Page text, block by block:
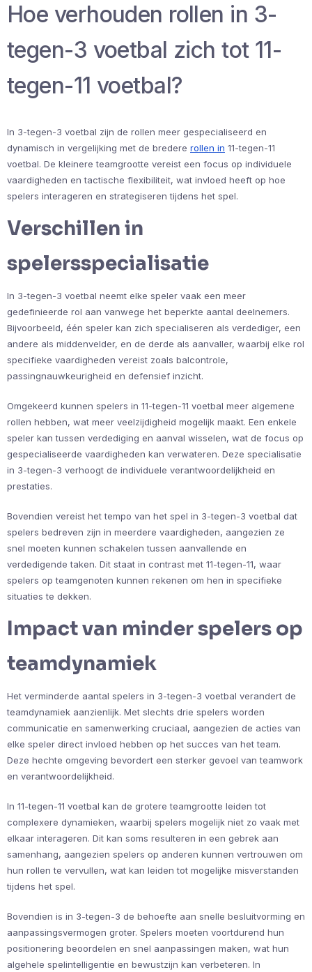
Hoe verhouden rollen in 3-
tegen-3 voetbal zich tot 11-
tegen-11 voetbal?
In 3-tegen-3 voetbal zijn de rollen meer gespecialiseerd en
dynamisch in vergelijking met de bredere rollen in 11-tegen-11
voetbal. De kleinere teamgrootte vereist een focus op individuele
vaardigheden en tactische flexibiliteit, wat invloed heeft op hoe
spelers interageren en strategiseren tijdens het spel.
Verschillen in
spelersspecialisatie
In 3-tegen-3 voetbal neemt elke speler vaak een meer
gedefinieerde rol aan vanwege het beperkte aantal deelnemers.
Bijvoorbeeld, één speler kan zich specialiseren als verdediger, een
andere als middenvelder, en de derde als aanvaller, waarbij elke rol
specifieke vaardigheden vereist zoals balcontrole,
passingnauwkeurigheid en defensief inzicht.
Omgekeerd kunnen spelers in 11-tegen-11 voetbal meer algemene
rollen hebben, wat meer veelzijdigheid mogelijk maakt. Een enkele
speler kan tussen verdediging en aanval wisselen, wat de focus op
gespecialiseerde vaardigheden kan verwateren. Deze specialisatie
in 3-tegen-3 verhoogt de individuele verantwoordelijkheid en
prestaties.
Bovendien vereist het tempo van het spel in 3-tegen-3 voetbal dat
spelers bedreven zijn in meerdere vaardigheden, aangezien ze
snel moeten kunnen schakelen tussen aanvallende en
verdedigende taken. Dit staat in contrast met 11-tegen-11, waar
spelers op teamgenoten kunnen rekenen om hen in specifieke
situaties te dekken.
Impact van minder spelers op
teamdynamiek
Het verminderde aantal spelers in 3-tegen-3 voetbal verandert de
teamdynamiek aanzienlijk. Met slechts drie spelers worden
communicatie en samenwerking cruciaal, aangezien de acties van
elke speler direct invloed hebben op het succes van het team.
Deze hechte omgeving bevordert een sterker gevoel van teamwork
en verantwoordelijkheid.
In 11-tegen-11 voetbal kan de grotere teamgrootte leiden tot
complexere dynamieken, waarbij spelers mogelijk niet zo vaak met
elkaar interageren. Dit kan soms resulteren in een gebrek aan
samenhang, aangezien spelers op anderen kunnen vertrouwen om
hun rollen te vervullen, wat kan leiden tot mogelijke misverstanden
tijdens het spel.
Bovendien is in 3-tegen-3 de behoefte aan snelle besluitvorming en
aanpassingsvermogen groter. Spelers moeten voortdurend hun
positionering beoordelen en snel aanpassingen maken, wat hun
algehele spelintelligentie en bewustzijn kan verbeteren. In